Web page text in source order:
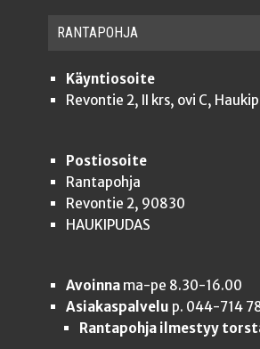
RAN­TA­POH­JA
Käyntiosoite
Revontie 2, II krs, ovi C,
Postiosoite
Rantapohja
Revontie 2, 90830
HAUKIPUDAS
Avoinnama-pe 8.30-16.00
Asiakaspalvelu p. 044-714
Rantapohja ilmestyy